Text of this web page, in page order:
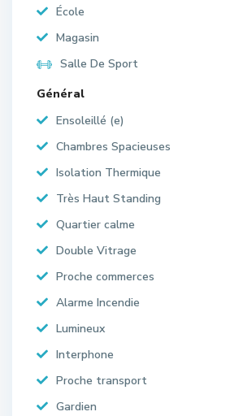
École
Magasin
Salle De Sport
Général
Ensoleillé (e)
Chambres Spacieuses
Isolation Thermique
Très Haut Standing
Quartier calme
Double Vitrage
Proche commerces
Alarme Incendie
Lumineux
Interphone
Proche transport
Gardien